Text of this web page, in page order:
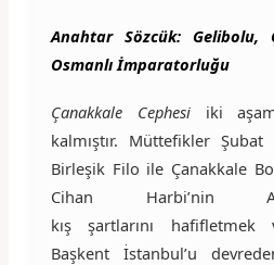
Anahtar Sözcük: Gelibolu,
Osmanlı İmparatorluğu
Çanakkale Cephesiiki
kalmıştır. Müttefikler Şubat
Birleşik Filo ile Çanakkale
Cihan Harbi’nin
kış şartlarını hafifletmek
Başkent İstanbul’u